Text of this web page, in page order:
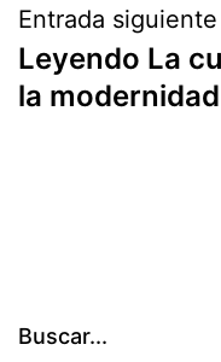
entradas
Entrada siguiente
Leyendo La
la
Buscar...